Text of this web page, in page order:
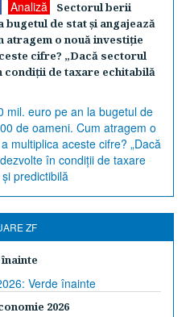
Analiză
Sectorul berii
bugetul de stat şi angajează
atragem o nouă investiţie
cifre? „Dacă sectorul
condiţii de taxare echitabilă
ZF
2026